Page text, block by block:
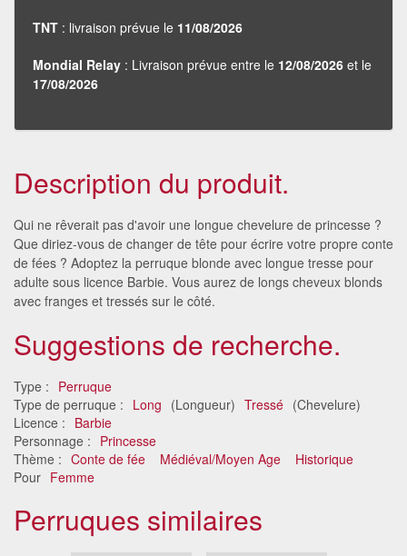
TNT : livraison prévue le 11/08/2026
Mondial Relay : Livraison prévue entre le 12/08/2026 et le
17/08/2026
Description du produit.
Qui ne rêverait pas d'avoir une longue chevelure de princesse ?
Que diriez-vous de changer de tête pour écrire votre propre conte
de fées ? Adoptez la perruque blonde avec longue tresse pour
adulte sous licence Barbie. Vous aurez de longs cheveux blonds
avec franges et tressés sur le côté.
Suggestions de recherche.
Type : Perruque
Type de perruque : Long (Longueur) Tressé (Chevelure)
Licence : Barbie
Personnage : Princesse
Thème : Conte de fée Médiéval/Moyen Age
Historique
Pour Femme
Perruques similaires